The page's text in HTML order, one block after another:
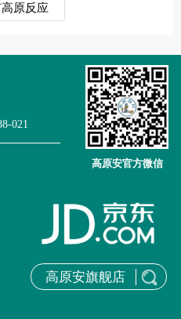
原反应
021
高原安官方微信
高原安旗舰店